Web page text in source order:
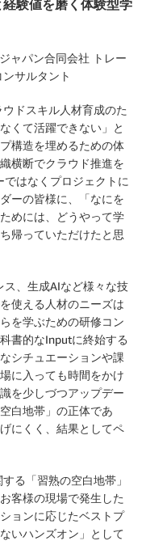
験値を磨く体験型学
ャパン合同会社 トレー
サルタント
ドスキル人材育成のた
くて活躍できない」と
構造を埋めるための体
横断でクラウド推進を
はなくプロジェクトに
ーの皆様に、「なにを
めには、どうやって学
帰っていただけたと思
ス、生成AIなど様々な技
使える人材のニーズは
を学ぶための研修コン
書的なInputに終始する
シチュエーションや課
に入っても時間をかけ
を少しづつアップデー
白地帯」の正体であ
にくく、結果としてペ
る「習熟の空白地帯」
客様の現場で発生した
ョンに応じたベストプ
いハンズオン」として